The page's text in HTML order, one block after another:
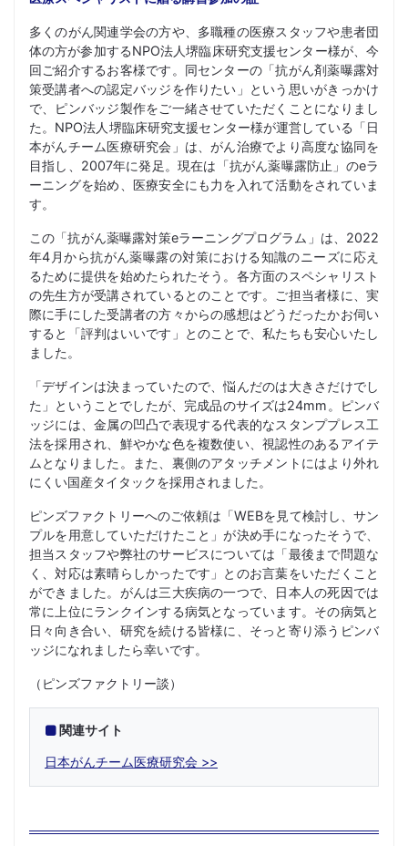
多くのがん関連学会の方や、多職種の医療スタッフや患者団
体の方が参加するNPO法人堺臨床研究支援センター様が、今
回ご紹介するお客様です。同センターの「抗がん剤薬曝露対
策受講者への認定バッジを作りたい」という思いがきっかけ
で、ピンバッジ製作をご一緒させていただくことになりまし
た。NPO法人堺臨床研究支援センター様が運営している「日
本がんチーム医療研究会」は、がん治療でより高度な協同を
目指し、2007年に発足。現在は「抗がん薬曝露防止」のeラ
ーニングを始め、医療安全にも力を入れて活動をされていま
す。
この「抗がん薬曝露対策eラーニングプログラム」は、2022
年4月から抗がん薬曝露の対策における知識のニーズに応え
るために提供を始めたられたそう。各方面のスペシャリスト
の先生方が受講されているとのことです。ご担当者様に、実
際に手にした受講者の方々からの感想はどうだったかお伺い
すると「評判はいいです」とのことで、私たちも安心いたし
ました。
「デザインは決まっていたので、悩んだのは大きさだけでし
た」ということでしたが、完成品のサイズは24mm。ピンバ
ッジには、金属の凹凸で表現する代表的なスタンププレス工
法を採用され、鮮やかな色を複数使い、視認性のあるアイテ
ムとなりました。また、裏側のアタッチメントにはより外れ
にくい国産タイタックを採用されました。
ピンズファクトリーへのご依頼は「WEBを見て検討し、サン
プルを用意していただけたこと」が決め手になったそうで、
担当スタッフや弊社のサービスについては「最後まで問題な
く、対応は素晴らしかったです」とのお言葉をいただくこと
ができました。がんは三大疾病の一つで、日本人の死因では
常に上位にランクインする病気となっています。その病気と
日々向き合い、研究を続ける皆様に、そっと寄り添うピンバ
ッジになれましたら幸いです。
（ピンズファクトリー談）
関連サイト
日本がんチーム医療研究会